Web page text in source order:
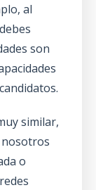
al
debes
son
similar,
nosotros
o